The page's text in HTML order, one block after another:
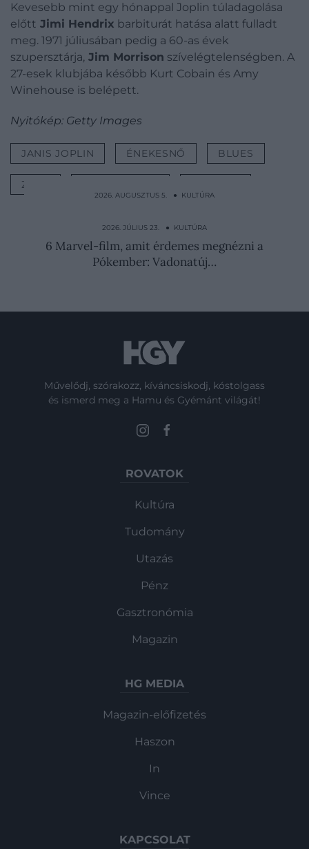
Kevesebb mint egy hónappal Joplin túladagolása
előtt Jimi Hendrix barbiturát hatása alatt fulladt
meg. 1971 júliusában pedig a 60-as évek
szupersztárja, Jim Morrison szívelégtelenségben. A
27-esek klubjába később Kurt Cobain és Amy
Winehouse is belépett.
Nyitókép: Getty Images
JANIS JOPLIN ÉNEKESNŐ BLUES
ZENE
2026. AUGUSZTUS 5. ● KULTÚRA
ókori Kínában
2026. JÚLIUS 23. ● KULTÚRA
6 Marvel-film, amit érdemes megnézni a
Pókember: Vadonatúj…
Művelődj, szórakozz, kíváncsiskodj, kóstolgass
és ismerd meg a Hamu és Gyémánt világát!
ROVATOK
Kultúra
Tudomány
Utazás
Pénz
Gasztronómia
Magazin
HG MEDIA
Magazin-előfizetés
Haszon
In
Vince
KAPCSOLAT